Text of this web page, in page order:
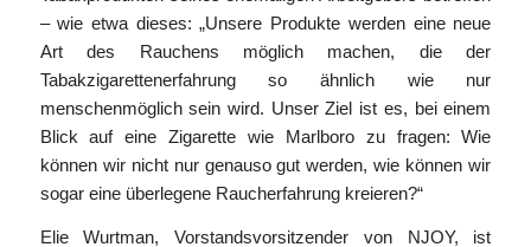
– wie etwa dieses: „Unsere Produkte werden eine neue
Art des Rauchens möglich machen, die der
Tabakzigarettenerfahrung so ähnlich wie nur
menschenmöglich sein wird. Unser Ziel ist es, bei einem
Blick auf eine Zigarette wie Marlboro zu fragen: Wie
können wir nicht nur genauso gut werden, wie können wir
sogar eine überlegene Raucherfahrung kreieren?“
Elie Wurtman, Vorstandsvorsitzender von NJOY, ist